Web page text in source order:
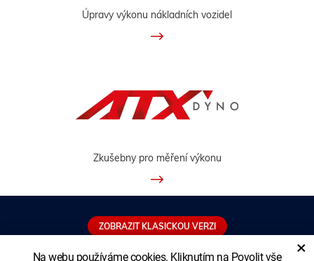
Na webu používáme cookies. Kliknutím na Povolit vše ×
Úpravy výkonu nákladních vozidel
Zkušebny pro měření výkonu
ZOBRAZIT KLASICKOU VERZI